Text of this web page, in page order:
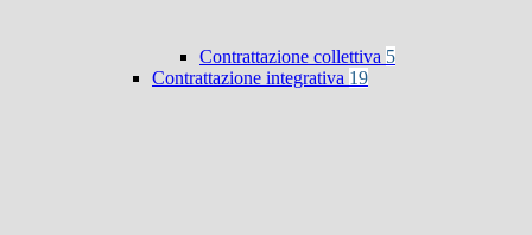
Contrattazione collettiva 5
Contrattazione integrativa 19